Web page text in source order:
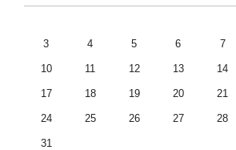
3 4 5 6 7
10 11 12 13 14
17 18 19 20 21
24 25 26 27 28
31